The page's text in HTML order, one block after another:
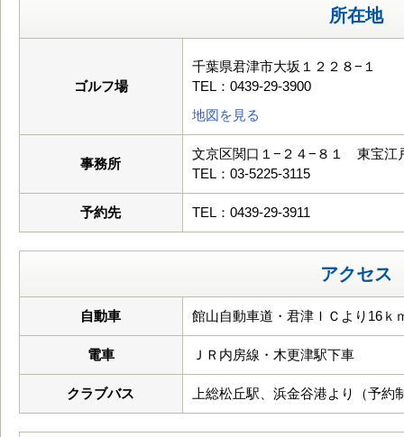
所在地
ゴルフ場
千葉県君津市大坂１２２８−１
TEL：0439-29-3900
地図を見る
事務所
文京区関口１−２４−８１ 東宝江
TEL：03-5225-3115
予約先 TEL：0439-29-3911
アクセス
自動車 館山自動車道・君津ＩＣより16ｋ
電車 ＪＲ内房線・木更津駅下車
クラブバス 上総松丘駅、浜金谷港より（予約